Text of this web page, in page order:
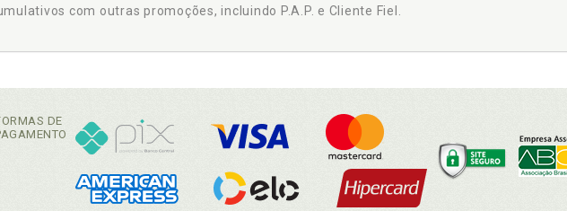
com outras promoções, incluindo P.A.P. e Cliente Fiel.
DE